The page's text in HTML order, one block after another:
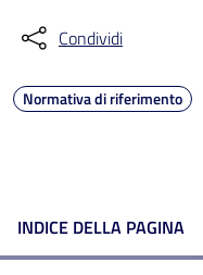
Condividi
Normativa di riferimento
INDICE DELLA PAGINA